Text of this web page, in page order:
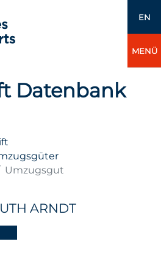
EN
MENÜ
Datenbank
Umzugsgut
ARNDT